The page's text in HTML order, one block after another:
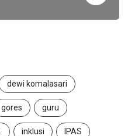
dewi komalasari
gores guru
inklusi IPAS